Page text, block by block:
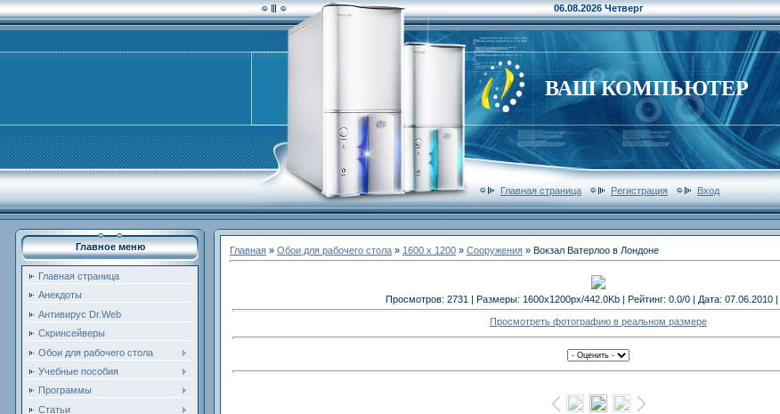
06.08.2026 Четверг
ВАШ КОМПЬЮТЕР
Главная страница Регистрация Вход
Главное меню
Главная страница
Анекдоты
Антивирус Dr.Web
Скринсейверы
Обои для рабочего стола
Учебные пособия
Программы
Статьи
Главная » Обои для рабочего стола » 1600 x 1200 » Сооружения » Вокзал Ватерлоо в Лондоне
Просмотров: 2731 | Размеры: 1600x1200px/442.0Kb | Рейтинг: 0.0/0 | Дата: 07.06.2010 |
Просмотреть фотографию в реальном размере